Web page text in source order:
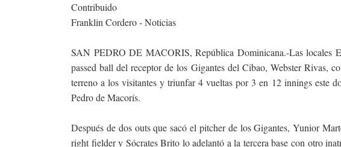
Contribuido
Franklin Cordero - Noticias
SAN PEDRO DE MACORIS, República Dominicana.-Las locales
passed ball del receptor de los Gigantes del Cibao, Webster Rivas,
terreno a los visitantes y triunfar 4 vueltas por 3 en 12 innings este
Pedro de Macorís.
Después de dos outs que sacó el pitcher de los Gigantes, Yunior
right fielder y Sócrates Brito lo adelantó a la tercera base con otro